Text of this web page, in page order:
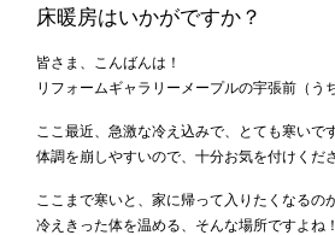
床暖房はいかがですか？
皆さま、こんばんは！
リフォームギャラリーメープルの宇張前（う
ここ最近、急激な冷え込みで、とても寒いで
体調を崩しやすいので、十分お気を付けくださ
ここまで寒いと、家に帰って入りたくなるの
冷えきった体を温める、そんな場所ですよね！